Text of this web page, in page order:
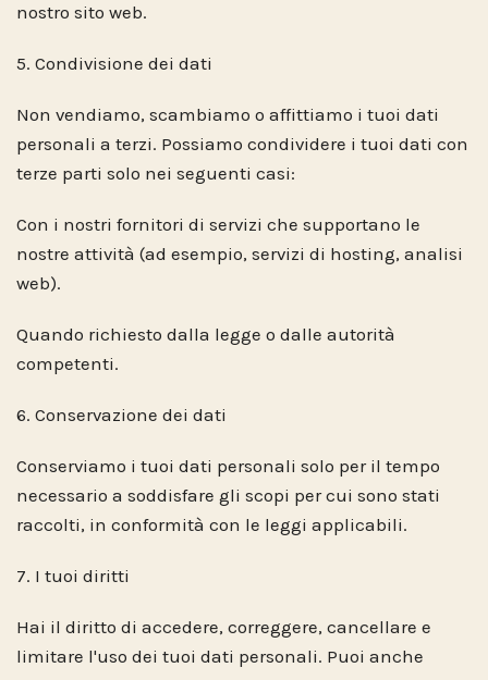
nostro sito web.
5. Condivisione dei dati
Non vendiamo, scambiamo o affittiamo i tuoi dati
personali a terzi. Possiamo condividere i tuoi dati con
terze parti solo nei seguenti casi:
Con i nostri fornitori di servizi che supportano le
nostre attività (ad esempio, servizi di hosting, analisi
web).
Quando richiesto dalla legge o dalle autorità
competenti.
6. Conservazione dei dati
Conserviamo i tuoi dati personali solo per il tempo
necessario a soddisfare gli scopi per cui sono stati
raccolti, in conformità con le leggi applicabili.
7. I tuoi diritti
Hai il diritto di accedere, correggere, cancellare e
limitare l'uso dei tuoi dati personali. Puoi anche